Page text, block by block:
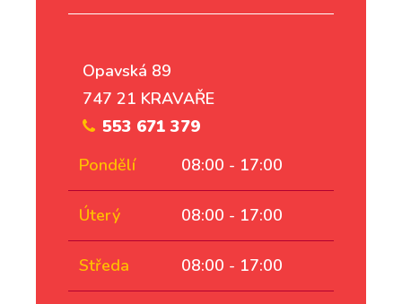
Opavská 89
747 21 KRAVAŘE
553 671 379
Pondělí
08:00 - 17:00
Úterý 08:00 - 17:00
Středa 08:00 - 17:00